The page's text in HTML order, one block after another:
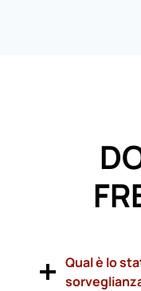
Qual è lo